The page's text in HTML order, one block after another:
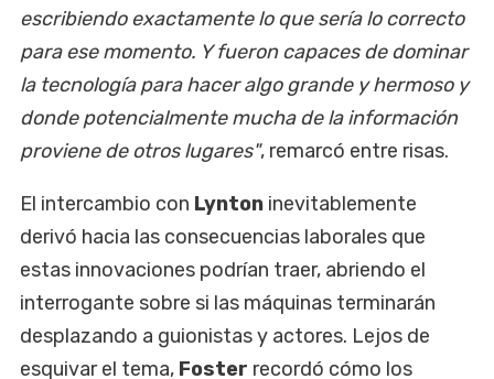
escribiendo exactamente lo que sería lo correcto
para ese momento. Y fueron capaces de dominar
la tecnología para hacer algo grande y hermoso y
donde potencialmente mucha de la información
proviene de otros lugares", remarcó entre risas.
El intercambio con Lynton inevitablemente
derivó hacia las consecuencias laborales que
estas innovaciones podrían traer, abriendo el
interrogante sobre si las máquinas terminarán
desplazando a guionistas y actores. Lejos de
esquivar el tema, Foster recordó cómo los